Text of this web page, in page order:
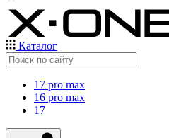
Каталог
17 pro max
16 pro max
17